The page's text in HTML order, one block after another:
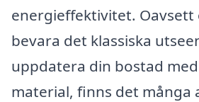
energieffektivitet. Oavsett
bevara det klassiska
uppdatera din bostad
material, finns det många